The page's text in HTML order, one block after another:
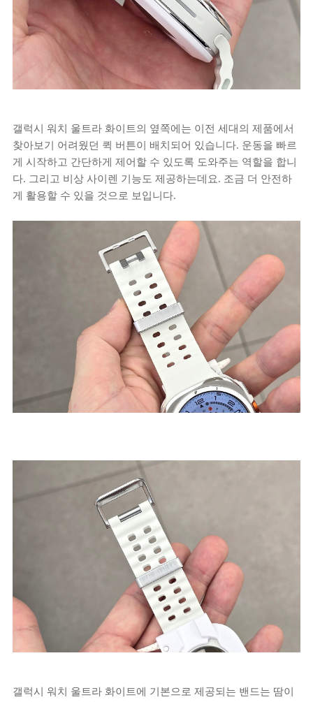
갤럭시 워치 울트라 화이트의 옆쪽에는 이전 세대의 제품에서
찾아보기 어려웠던 퀵 버튼이 배치되어 있습니다. 운동을 빠르
게 시작하고 간단하게 제어할 수 있도록 도와주는 역할을 합니
다. 그리고 비상 사이렌 기능도 제공하는데요. 조금 더 안전하
게 활용할 수 있을 것으로 보입니다.
갤럭시 워치 울트라 화이트에 기본으로 제공되는 밴드는 땀이